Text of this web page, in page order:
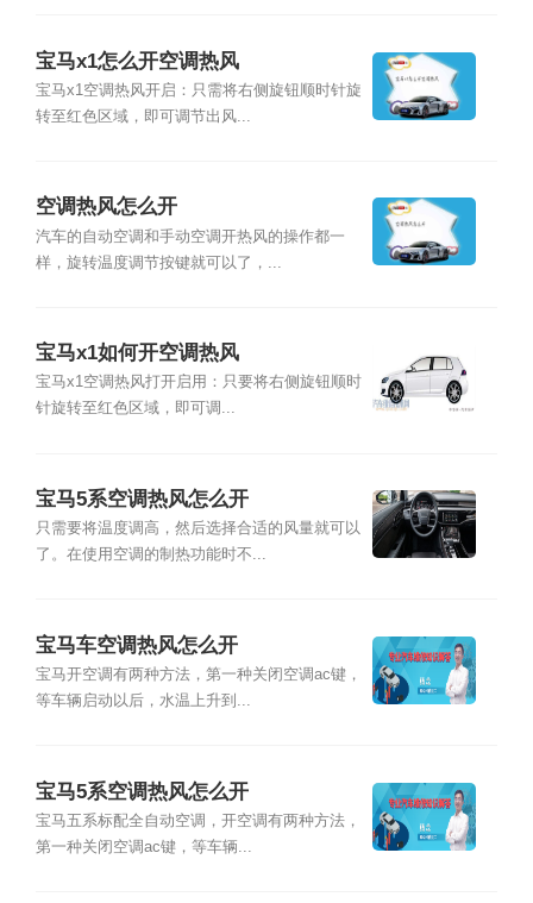
宝马x1怎么开空调热风
宝马x1空调热风开启：只需将右侧旋钮顺时针旋
转至红色区域，即可调节出风...
空调热风怎么开
汽车的自动空调和手动空调开热风的操作都一
样，旋转温度调节按键就可以了，...
宝马x1如何开空调热风
宝马x1空调热风打开启用：只要将右侧旋钮顺时
针旋转至红色区域，即可调...
宝马5系空调热风怎么开
只需要将温度调高，然后选择合适的风量就可以
了。在使用空调的制热功能时不...
宝马车空调热风怎么开
宝马开空调有两种方法，第一种关闭空调ac键，
等车辆启动以后，水温上升到...
宝马5系空调热风怎么开
宝马五系标配全自动空调，开空调有两种方法，
第一种关闭空调ac键，等车辆...